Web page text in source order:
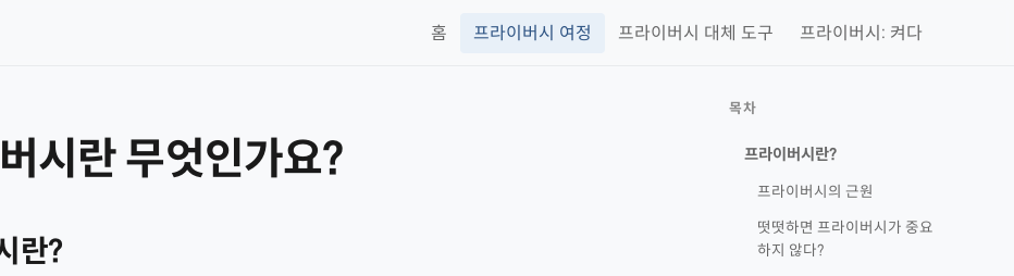
홈 프라이버시 여정 프라이버시 대체 도구 프라이버시: 켜다
시란 무엇인가요?
란?
목차
프라이버시란?
프라이버시의 근원
떳떳하면 프라이버시가 중요
하지 않다?